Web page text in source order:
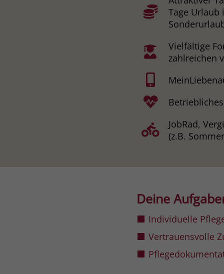
Tage Urlaub
Vielfältige
zahlreichen
JobRad,
(z.B.
Deine
Individuelle
Vertrauensvolle